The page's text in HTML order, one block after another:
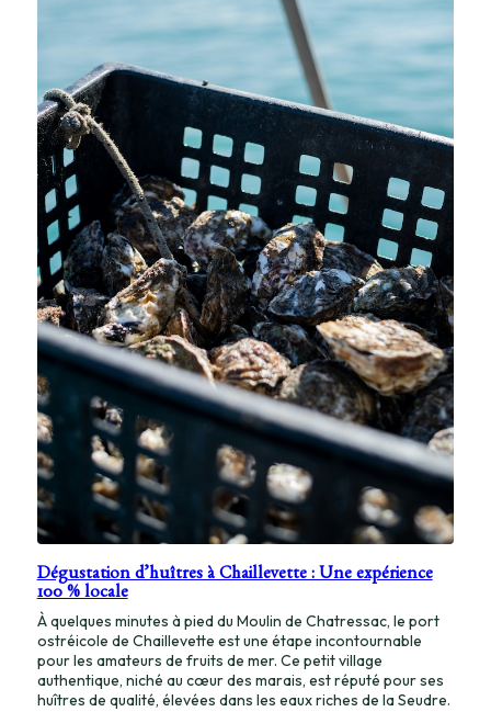
Dégustation d’huîtres à Chaillevette : Une expérience
100 % locale
À quelques minutes à pied du Moulin de Chatressac, le port
ostréicole de Chaillevette est une étape incontournable
pour les amateurs de fruits de mer. Ce petit village
authentique, niché au cœur des marais, est réputé pour ses
huîtres de qualité, élevées dans les eaux riches de la Seudre.